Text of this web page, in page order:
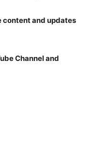
content and updates
Channel and